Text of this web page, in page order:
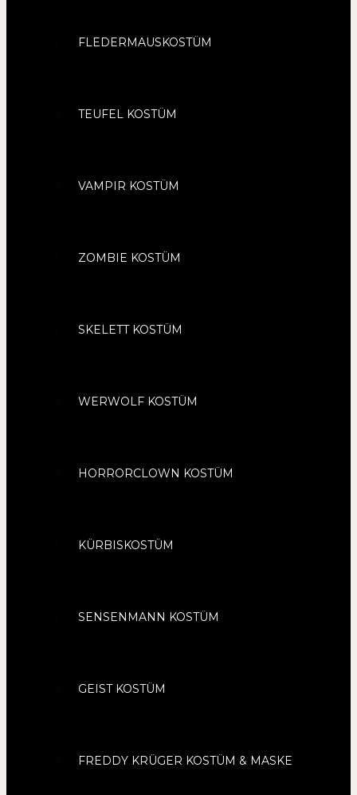
FLEDERMAUSKOSTÜM
TEUFEL KOSTÜM
VAMPIR KOSTÜM
ZOMBIE KOSTÜM
SKELETT KOSTÜM
WERWOLF KOSTÜM
HORRORCLOWN KOSTÜM
KÜRBISKOSTÜM
SENSENMANN KOSTÜM
GEIST KOSTÜM
FREDDY KRÜGER KOSTÜM & MASKE